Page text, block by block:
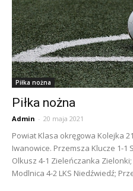
Piłka nożna
Piłka nożna
Admin - 20 maja 2021
Powiat Klasa okręgowa Kolejka
Iwanowice. Przemsza Klucze 1-1
Olkusz 4-1 Zieleńczanka Zielonki;
Modlnica 4-2 LKS Niedźwiedź;